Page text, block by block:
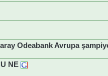
Odeabank Avrupa
NE